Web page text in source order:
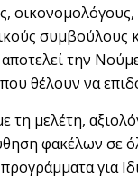
οικονομολόγους,
συμβούλους
αποτελεί την
θέλουν να
τη μελέτη,
φακέλων σε
για